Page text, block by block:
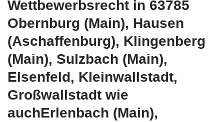
Wettbewerbsrecht in 63785
Obernburg (Main), Hausen
(Aschaffenburg), Klingenberg
(Main), Sulzbach (Main),
Elsenfeld, Kleinwallstadt,
Großwallstadt wie
auchErlenbach (Main),